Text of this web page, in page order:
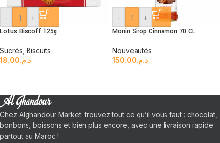
- +
Lotus Biscoff 125g
Sucrés Biscuits
د.م.18.00
- +
Monin Sirop Cinnamon 70 CL
Nouveautés
د.م.150.00
Chez Alghandour Market, trouvez tout ce qu’il vous faut : chocolat,
bonbons, boissons et bien plus encore, avec une livraison rapide
partout au Maroc !